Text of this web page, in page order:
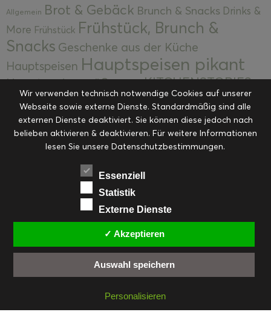
Allgemein Brot & Gebäck Brunch & Snacks Drinks &
More Frühstück Frühstück, Brunch &
Snacks Geschenke aus der Küche
Hauptspeisen Hauptspeisen pikant
Hauptspeisen süßKekseKITCHENSTORIES
Kuchen, Torten & Desserts Kuchen und
Desserts Kulinarik Kulinarische Mitbringsel &
Eingemachtes Ohne Kategorie Ostern Resteküche
RezepteSaisonalSliderStartseite
Suppen, Salate & Vorspeisen
Vorspeisen, Salate & Suppen
Weihnachten Workshops & Events
FACEBOOK PINTEREST
EMAIL
INSTAGRAM
Wir verwenden technisch notwendige Cookies auf unserer
Webseite sowie externe Dienste. Standardmäßig sind alle
externen Dienste deaktiviert. Sie können diese jedoch nach
belieben aktivieren & deaktivieren. Für weitere Informationen
lesen Sie unsere Datenschutzbestimmungen.
Essenziell
Statistik
Externe Dienste
✓ Akzeptieren
Auswahl speichern
Personalisieren